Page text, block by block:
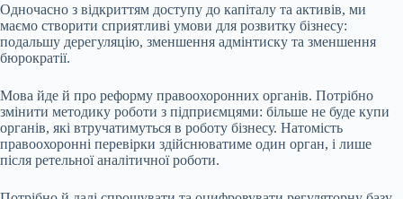
Одночасно з відкриттям доступу до капіталу та активів, ми
маємо створити сприятливі умови для розвитку бізнесу:
подальшу дерегуляцію, зменшення адмінтиску та зменшення
бюрократії.
Мова йде й про реформу правоохоронних органів. Потрібно
змінити методику роботи з підприємцями: більше не буде купи
органів, які втручатимуться в роботу бізнесу. Натомість
правоохоронні перевірки здійснюватиме один орган, і лише
після ретельної аналітичної роботи.